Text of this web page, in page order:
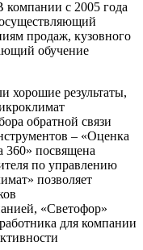
компании с 2005 года
продаж, кузовного
обучение
хорошие результаты,
обратной связи
– «Оценка
360» посвящена
по управлению
позволяет
«Светофор»
для компании